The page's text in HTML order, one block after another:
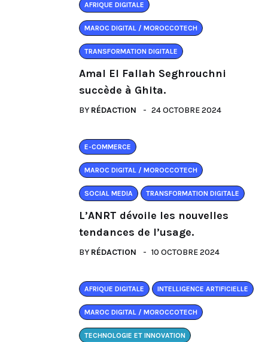
AFRIQUE DIGITALE
MAROC DIGITAL / MOROCCOTECH
TRANSFORMATION DIGITALE
Amal El Fallah Seghrouchni
succède à Ghita.
BY RÉDACTION 24 OCTOBRE 2024
E-COMMERCE
MAROC DIGITAL / MOROCCOTECH
SOCIAL MEDIA TRANSFORMATION DIGITALE
L’ANRT dévoile les nouvelles
tendances de l’usage.
BY RÉDACTION 10 OCTOBRE 2024
AFRIQUE DIGITALE INTELLIGENCE ARTIFICIELLE
MAROC DIGITAL / MOROCCOTECH
TECHNOLOGIE ET INNOVATION